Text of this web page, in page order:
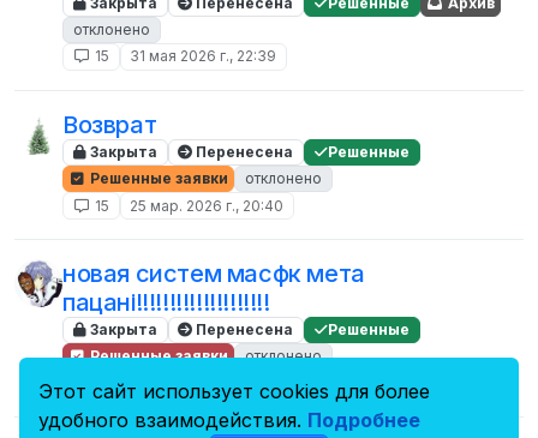
отклонено
15
31 мая 2026 г., 22:39
Возврат
Закрыта Перенесена
Решенные
Решенные заявки
отклонено
15
25 мар. 2026 г., 20:40
новая систем масфк мета
пацані!!!!!!!!!!!!!!!!!!!!
Закрыта Перенесена
Решенные
Решенные заявки
отклонено
Этот сайт использует cookies для более
удобного взаимодействия. Подробнее